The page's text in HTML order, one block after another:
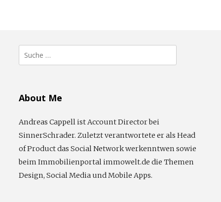
Suche
nach:
About Me
Andreas Cappell ist Account Director bei
SinnerSchrader. Zuletzt verantwortete er als Head
of Product das Social Network werkenntwen sowie
beim Immobilienportal immowelt.de die Themen
Design, Social Media und Mobile Apps.